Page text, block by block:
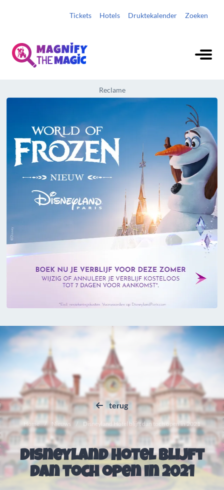
Tickets Hotels Druktekalender Zoeken
Reclame
terug
Home Nieuws Disneyland Hotel blijft dan toch open in 2021
Disneyland Hotel blijft
dan toch open in 2021